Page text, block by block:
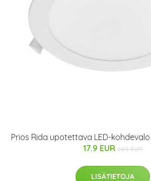
Prios Rida upotettava LED-kohdevalo
17.9 EUR 24.9 EUR
LISÄTIETOJA